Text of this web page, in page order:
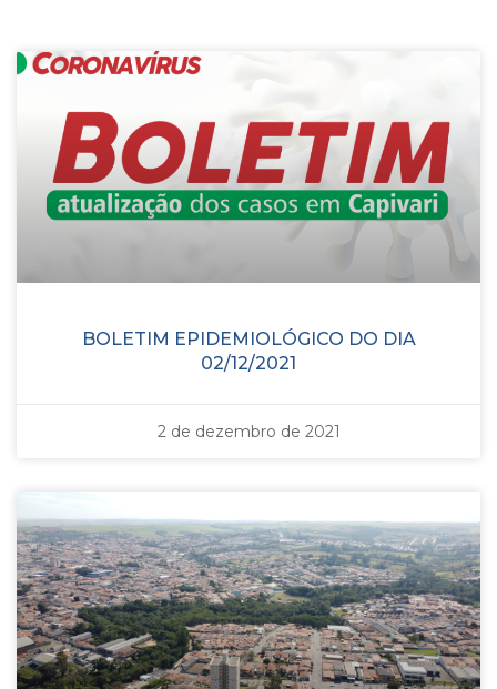
BOLETIM EPIDEMIOLÓGICO DO DIA
02/12/2021
2 de dezembro de 2021